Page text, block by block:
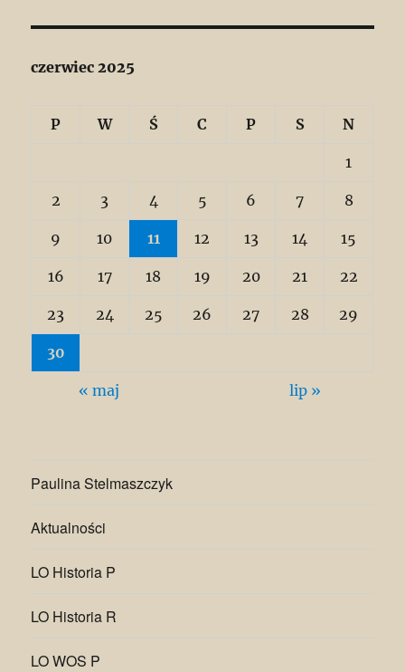
czerwiec 2025
P W Ś C P S N
1
2 3 4 5 6 7 8
9 10 11 12 13 14 15
16 17 18 19 20 21 22
23 24 25 26 27 28 29
30
« maj lip »
Paulina Stelmaszczyk
Aktualności
LO Historia P
LO Historia R
LO WOS P